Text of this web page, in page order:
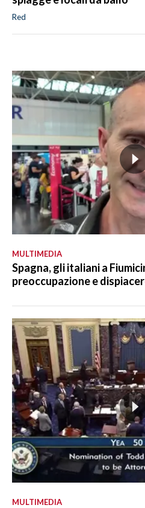
Red
MULTIMEDIA
Spagna, gli italiani a
preoccupazione e
MULTIMEDIA